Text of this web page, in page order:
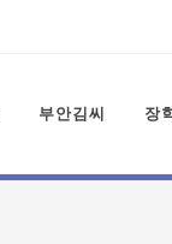
부안김씨 장